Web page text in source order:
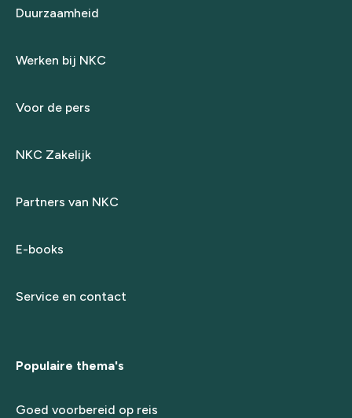
Duurzaamheid
Werken bij NKC
Voor de pers
NKC Zakelijk
Partners van NKC
E-books
Service en contact
Populaire thema's
Goed voorbereid op reis